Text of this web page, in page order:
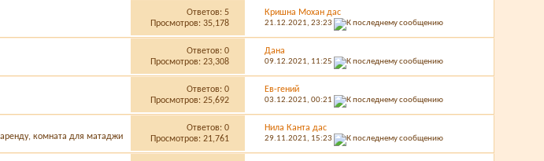
Ответов:5
Просмотров: 35,178
Кришна Мохан дас
21.12.2021, 23:23
Ответов:0
Просмотров: 23,308
Дана
09.12.2021, 11:25
Ответов:0
Просмотров: 25,692
Ев-гений
03.12.2021, 00:21
Ответов:0
Просмотров: 21,761
Нила Канта дас
29.11.2021, 15:23